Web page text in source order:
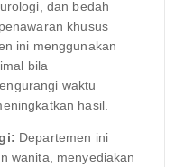
dan bedah
khusus
ini menggunakan
bila
waktu
hasil.
Departemen ini
wanita, menyediakan